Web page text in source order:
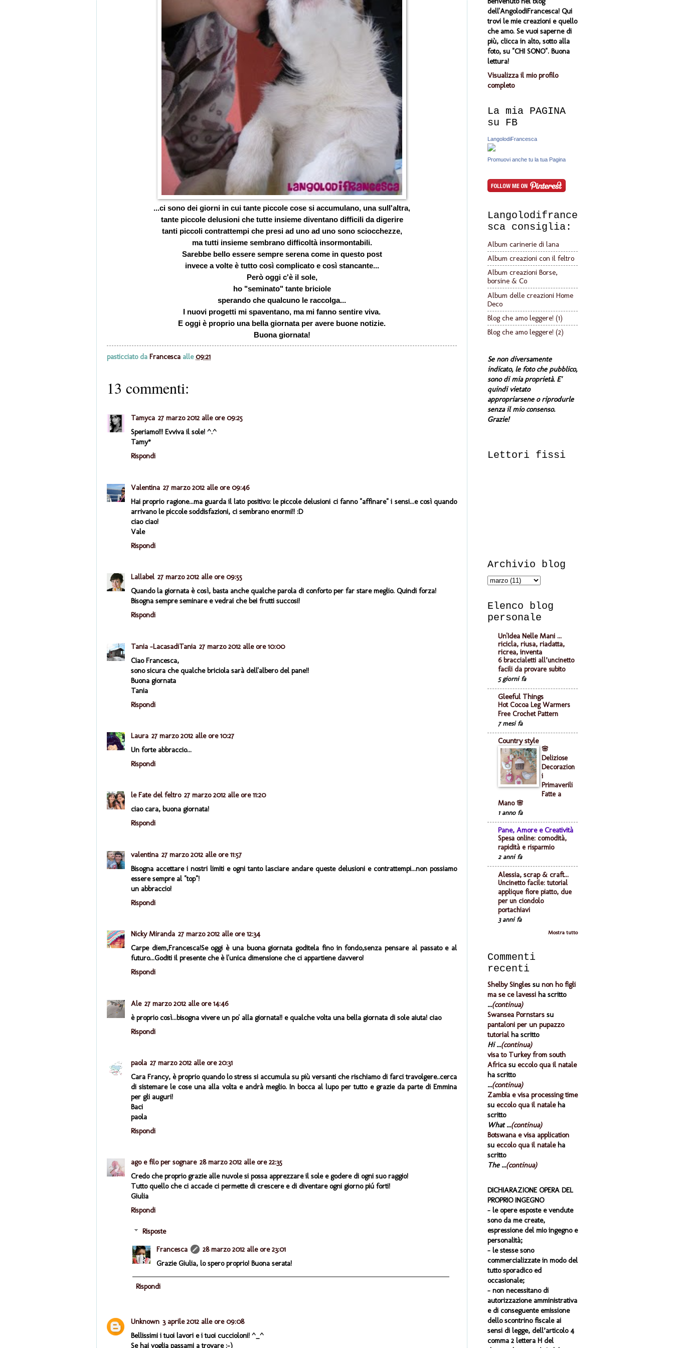
...ci sono dei giorni in cui tante piccole cose si accumulano, una sull'altra,
tante piccole delusioni che tutte insieme diventano difficili da digerire
tanti piccoli contrattempi che presi ad uno ad uno sono sciocchezze,
ma tutti insieme sembrano difficoltà insormontabili.
Sarebbe bello essere sempre serena come in questo post
invece a volte è tutto così complicato e così stancante...
Però oggi c'è il sole,
ho "seminato" tante briciole
sperando che qualcuno le raccolga...
I nuovi progetti mi spaventano, ma mi fanno sentire viva.
E oggi è proprio una bella giornata per avere buone notizie.
Buona giornata!
pasticciato da Francesca alle09:21
13 commenti:
Tamyca 27 marzo 2012 alle ore 09:25
Speriamo!!! Evviva il sole! ^.^
Tamy*
Rispondi
Valentina 27 marzo 2012 alle ore 09:46
Hai proprio ragione...ma guarda il lato positivo: le piccole delusioni ci fanno "affinare" i sensi...e così quando
arrivano le piccole soddisfazioni, ci sembrano enormi!! :D
ciao ciao!
Vale
Rispondi
Lallabel 27 marzo 2012 alle ore 09:55
Quando la giornata è così, basta anche qualche parola di conforto per far stare meglio. Quindi forza!
Bisogna sempre seminare e vedrai che bei frutti succosi!
Rispondi
Tania -LacasadiTania 27 marzo 2012 alle ore 10:00
Ciao Francesca,
sono sicura che qualche briciola sarà dell'albero del pane!!
Buona giornata
Tania
Rispondi
Laura 27 marzo 2012 alle ore 10:27
Un forte abbraccio...
Rispondi
le Fate del feltro 27 marzo 2012 alle ore 11:20
ciao cara, buona giornata!
Rispondi
valentina 27 marzo 2012 alle ore 11:57
Bisogna accettare i nostri limiti e ogni tanto lasciare andare queste delusioni e contrattempi...non possiamo
essere sempre al "top"!
un abbraccio!
Rispondi
Nicky Miranda 27 marzo 2012 alle ore 12:34
Carpe diem,Francesca!Se oggi è una buona giornata goditela fino in fondo,senza pensare al passato e al
futuro...Goditi il presente che è l'unica dimensione che ci appartiene davvero!
Rispondi
Ale 27 marzo 2012 alle ore 14:46
è proprio così...bisogna vivere un po' alla giornata!! e qualche volta una bella giornata di sole aiuta! ciao
Rispondi
paola 27 marzo 2012 alle ore 20:31
Cara Francy, è proprio quando lo stress si accumula su più versanti che rischiamo di farci travolgere..cerca
di sistemare le cose una alla volta e andrà meglio. In bocca al lupo per tutto e grazie da parte di Emmina
per gli auguri!
Baci
paola
Rispondi
ago e filo per sognare 28 marzo 2012 alle ore 22:35
Credo che proprio grazie alle nuvole si possa apprezzare il sole e godere di ogni suo raggio!
Tutto quello che ci accade ci permette di crescere e di diventare ogni giorno piú forti!
Giulia
Rispondi
Risposte
Francesca
28 marzo 2012 alle ore 23:01
Grazie Giulia, lo spero proprio! Buona serata!
Rispondi
Unknown 3 aprile 2012 alle ore 09:08
Bellissimi i tuoi lavori e i tuoi cuccioloni! ^_^
Se hai voglia passami a trovare :-)
dell'AngolodiFrancesca! Qui
trovi le mie creazioni e quello
che amo. Se vuoi saperne di
più, clicca in alto, sotto alla
foto, su "CHI SONO". Buona
lettura!
Visualizza il mio profilo
completo
La mia PAGINA
su FB
LangolodiFrancesca
Promuovi anche tu la tua Pagina
Langolodifrance
sca consiglia:
Album carinerie di lana
Album creazioni con il feltro
Album creazioni Borse,
borsine & Co
Album delle creazioni Home
Deco
Blog che amo leggere! (1)
Blog che amo leggere! (2)
Se non diversamente
indicato, le foto che pubblico,
sono di mia proprietà. E'
quindi vietato
appropriarsene o riprodurle
senza il mio consenso.
Grazie!
Lettori fissi
Archivio blog
Elenco blog
personale
Un'Idea Nelle Mani ...
ricicla, riusa, riadatta,
ricrea, inventa
6 braccialetti all’uncinetto
facili da provare subito
5 giorni fa
Gleeful Things
Hot Cocoa Leg Warmers
Free Crochet Pattern
7 mesi fa
Country style
🌸
Deliziose
Decorazion
i
Primaverili
Fatte a
Mano 🌸
1 anno fa
Pane, Amore e Creatività
Spesa online: comodità,
rapidità e risparmio
2 anni fa
Alessia, scrap & craft...
Uncinetto facile: tutorial
applique fiore piatto, due
per un ciondolo
portachiavi
3 anni fa
Mostra tutto
Commenti
recenti
Shelby Singles su non ho figli
ma se ce lavessi ha scritto
...(continua)
Swansea Pornstars su
pantaloni per un pupazzo
tutorialha scritto
Hi ...(continua)
visa to Turkey from south
Africa su eccolo qua il natale
ha scritto
...(continua)
Zambia e visa processing time
su eccolo qua il nataleha
scritto
What ...(continua)
Botswana e visa application
su eccolo qua il nataleha
scritto
The ...(continua)
DICHIARAZIONE OPERA DEL
PROPRIO INGEGNO
- le opere esposte e vendute
sono da me create,
espressione del mio ingegno e
personalità;
- le stesse sono
commercializzate in modo del
tutto sporadico ed
occasionale;
- non necessitano di
autorizzazione amministrativa
e di conseguente emissione
dello scontrino fiscale ai
sensi di legge, dell’articolo 4
comma 2 lettera H del